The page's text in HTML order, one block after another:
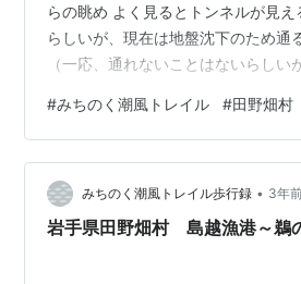
らの眺め よく見るとトンネルが見え
らしいが、現在は地盤沈下のため通
（一応、通れないことはないらしい
飲食店がある北山崎に比べ、鵜の巣
場しかなく、観光地化されていない
絶景だが、知名度もあまりないらし
ルを歩くまで知らなかったが、今で
気に入りポイントだ。 鵜の巣断崖か
#みちのく潮風トレイル #田野畑村
みちのく潮風トレイル歩行録 • 3年
岩手県田野畑村 島越漁港～鵜